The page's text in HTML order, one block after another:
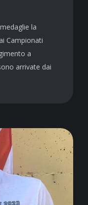
la
Campionati
a
arrivate dai